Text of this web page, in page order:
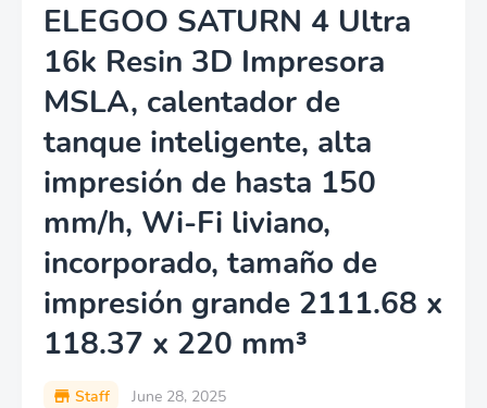
ELEGOO SATURN 4 Ultra
16k Resin 3D Impresora
MSLA, calentador de
tanque inteligente, alta
impresión de hasta 150
mm/h, Wi-Fi liviano,
incorporado, tamaño de
impresión grande 2111.68 x
118.37 x 220 mm³
Staff June 28, 2025